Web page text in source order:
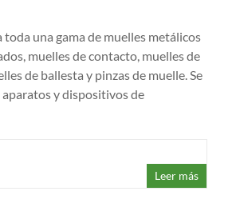
una gama de muelles metálicos
muelles de contacto, muelles de
de ballesta y pinzas de muelle. Se
y dispositivos de
Leer más